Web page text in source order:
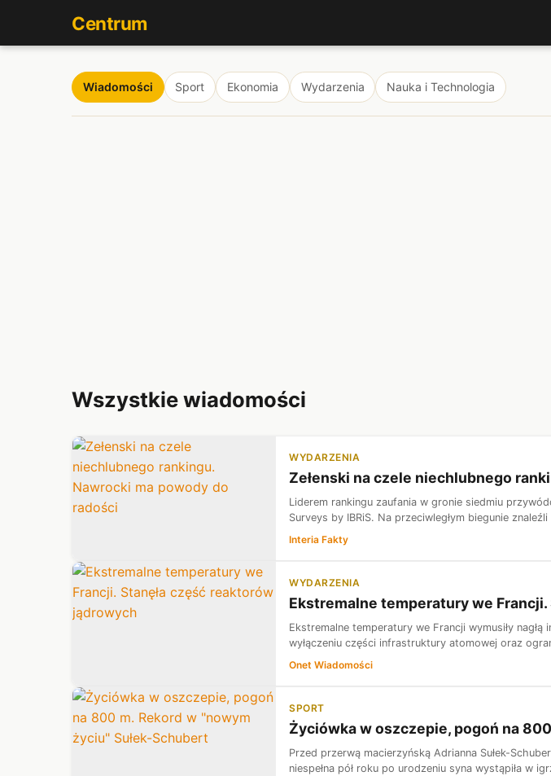
Centrum
Wiadomości Sport Ekonomia Wydarzenia Nauka i Technologia
Wszystkie wiadomości
WYDARZENIA
Zełenski na czele niechlubnego
Liderem rankingu zaufania w gronie siedmiu
Surveys by IBRiS. Na przeciwległym biegunie
Interia Fakty
WYDARZENIA
Ekstremalne temperatury we
Ekstremalne temperatury we Francji wymusiły
wyłączeniu części infrastruktury atomowej oraz
Onet Wiadomości
SPORT
Życiówka w oszczepie, pogoń na
Przed przerwą macierzyńską Adrianna Sułek-
niespełna pół roku po urodzeniu syna wystąpiła w